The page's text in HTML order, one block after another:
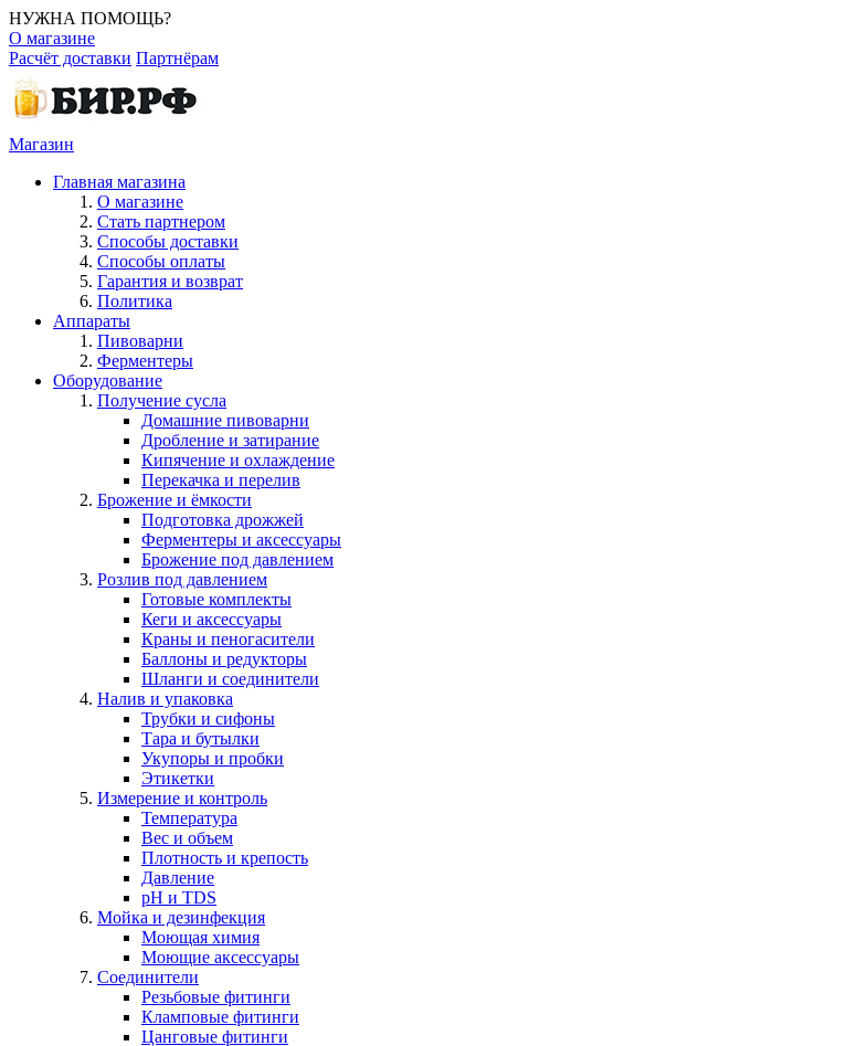
НУЖНА ПОМОЩЬ?
О магазине
Расчёт доставки Партнёрам
Магазин
Главная магазина
О магазине
Стать партнером
Способы доставки
Способы оплаты
Гарантия и возврат
Политика
Аппараты
Пивоварни
Ферментеры
Оборудование
Получение сусла
Домашние пивоварни
Дробление и затирание
Кипячение и охлаждение
Перекачка и перелив
Брожение и ёмкости
Подготовка дрожжей
Ферментеры и аксессуары
Брожение под давлением
Розлив под давлением
Готовые комплекты
Кеги и аксессуары
Краны и пеногасители
Баллоны и редукторы
Шланги и соединители
Налив и упаковка
Трубки и сифоны
Тара и бутылки
Укупоры и пробки
Этикетки
Измерение и контроль
Температура
Вес и объем
Плотность и крепость
Давление
pH и TDS
Мойка и дезинфекция
Моющая химия
Моющие аксессуары
Соединители
Резьбовые фитинги
Кламповые фитинги
Цанговые фитинги